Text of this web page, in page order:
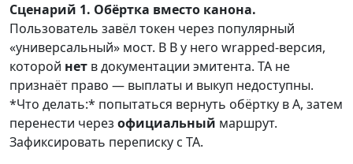
Сценарий 1. Обёртка вместо канона.
Пользователь завёл токен через популярный
«универсальный» мост. В B у него wrapped-версия,
которой нет в документации эмитента. TA не
признаёт право — выплаты и выкуп недоступны.
*Что делать:* попытаться вернуть обёртку в A, затем
перенести через официальный маршрут.
Зафиксировать переписку с TA.